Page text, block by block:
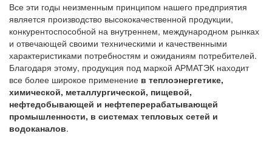
Все эти годы неизменным принципом нашего предприятия
является производство высококачественной продукции,
конкурентоспособной на внутреннем, международном рынках
и отвечающей своими техническими и качественными
характеристиками потребностям и ожиданиям потребителей.
Благодаря этому, продукция под маркой АРМАТЭК находит
все более широкое применение в теплоэнергетике,
химической, металлургической, пищевой,
нефтедобывающей и нефтеперерабатывающей
промышленности, в системах тепловых сетей и
водоканалов.